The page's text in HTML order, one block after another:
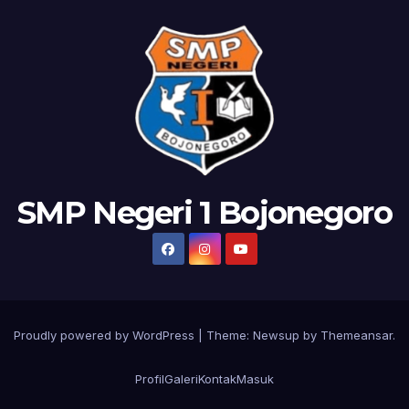
SMP Negeri 1 Bojonegoro
Proudly powered by WordPress Theme: Newsup by Themeansar.
ProfilGaleriKontakMasuk